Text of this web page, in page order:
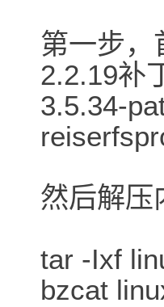
第一步，
2.2.19补
3.5.34-
然后解压
tar -Ixf
bzcat